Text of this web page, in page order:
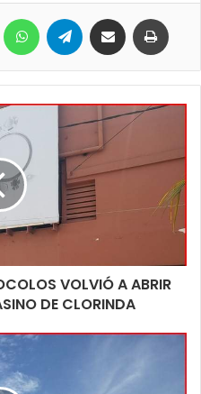
MessengerWhatsApp Telegram Compartir por correo electrónico
VOLVIÓ A ABRIR
DE CLORINDA